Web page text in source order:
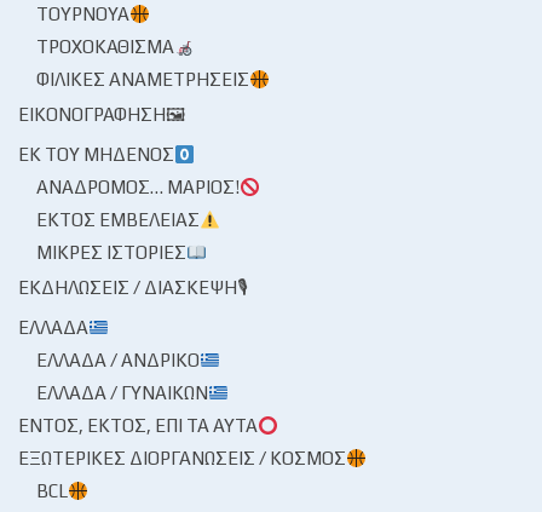
ΤΟΥΡΝΟΥΆ
ΤΡΟΧΟΚΆΘΙΣΜΑ
ΦΙΛΙΚΈΣ ΑΝΑΜΕΤΡΉΣΕΙΣ
ΕΙΚΟΝΟΓΡΆΦΗΣΗ🖼
ΕΚ ΤΟΥ ΜΗΔΕΝΌΣ
ΑΝΆΔΡΟΜΟΣ… ΜΆΡΙΟΣ!
ΕΚΤΌΣ ΕΜΒΈΛΕΙΑΣ
ΜΙΚΡΈΣ ΙΣΤΟΡΊΕΣ
ΕΚΔΗΛΏΣΕΙΣ / ΔΙΆΣΚΕΨΗ🎙
ΕΛΛΆΔΑ
ΕΛΛΆΔΑ / ΑΝΔΡΙΚΌ
ΕΛΛΆΔΑ / ΓΥΝΑΙΚΏΝ
ΕΝΤΌΣ, ΕΚΤΌΣ, ΕΠΊ ΤΑ ΑΥΤΆ
ΕΞΩΤΕΡΙΚΈΣ ΔΙΟΡΓΑΝΏΣΕΙΣ / ΚΌΣΜΟΣ
BCL